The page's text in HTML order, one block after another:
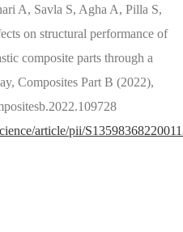
A, Savla S, Agha A, Pilla S,
on structural performance of
composite parts through a
Composites Part B (2022),
article/pii/